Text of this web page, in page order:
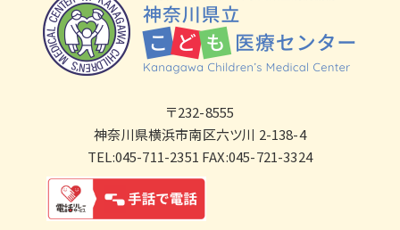
〒232-8555
神奈川県横浜市南区六ツ川 2-138-4
TEL:045-711-2351 FAX:045-721-3324